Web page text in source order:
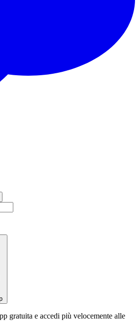
gratuita e accedi più velocemente alle